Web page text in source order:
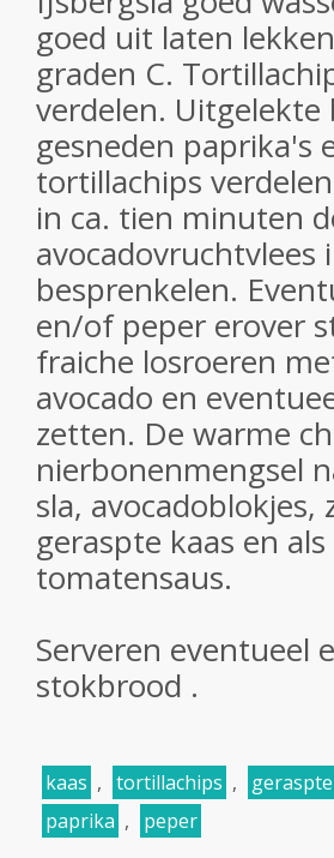
goed uit laten
graden C.
verdelen.
gesneden paprika's
tortillachips
in ca. tien minuten
besprenkelen.
en/of peper erover
fraiche losroeren
avocado en
zetten. De warme
nierbonenmengsel
sla,
geraspte kaas en
tomatensaus.
Serveren eventueel
stokbrood .
kaas , tortillachips , geraspte
paprika , peper